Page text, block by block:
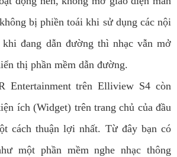
bị phiền toái khi sử dụng các nội
đang dẫn đường thì nhạc vẫn mở
thị phần mềm dẫn đường.
Entertainment trên Elliview S4 còn
ích (Widget) trên trang chủ của đầu
cách thuận lợi nhất. Từ đây bạn có
một phần mềm nghe nhạc thông